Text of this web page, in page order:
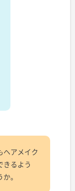
ヘアメイク
きるよう
。